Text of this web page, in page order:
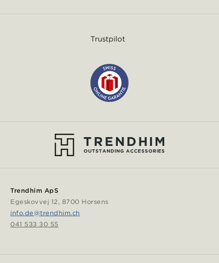
Trustpilot
Trendhim ApS
Egeskovvej 12, 8700 Horsens
info.de@trendhim.ch
041 533 30 55